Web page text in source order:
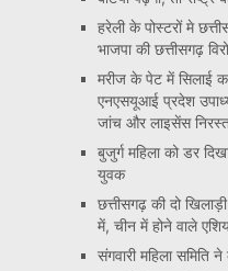
हरेली के पोस्टरों मे
भाजपा की छत्तीसगढ़
मरीज के पेट में सिलाई
एनएसयूआई प्रदेश
जांच और लाइसेंस
बुजुर्ग महिला को डर
युवक
छत्तीसगढ़ की दो
में, चीन में होने वाले
संगवारी महिला समिति